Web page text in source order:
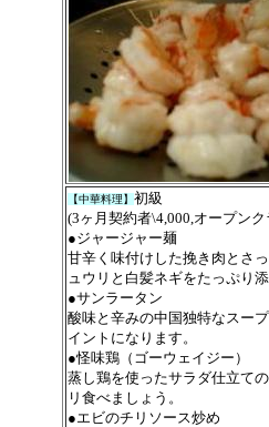
【中華料理】 初級
(3ヶ月契約者\4,000,オープン
●ジャージャー麺
甘辛く味付けした挽き肉とさ
ュウリと白髪ネギをたっぷり
●サンラータン
酸味と辛みの中国独特なスー
イントになります。
●怪味鶏（ゴーウェイジー）
蒸し鶏を使ったサラダ仕立て
リ食べましょう。
●エビのチリソース炒め